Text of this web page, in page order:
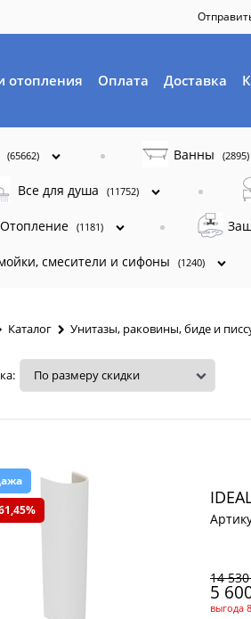
отопления Оплата Доставка
(65662) Ванны (2895)
Все для душа (11752)
Отопление (1181)
смесители и сифоны (1240)
Каталог Унитазы, раковины, биде и
14 530
5
выгода